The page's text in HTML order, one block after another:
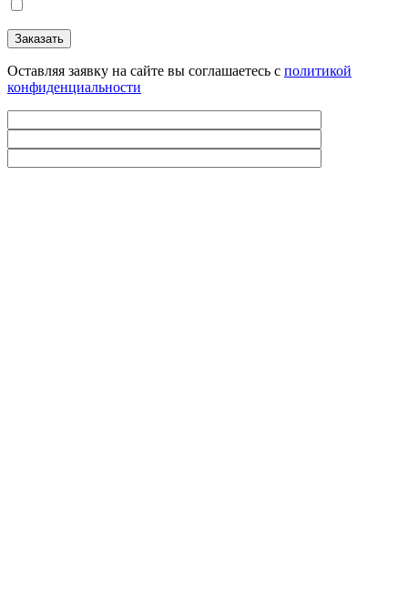
Оставляя заявку на сайте вы соглашаетесь с политикой
конфиденциальности